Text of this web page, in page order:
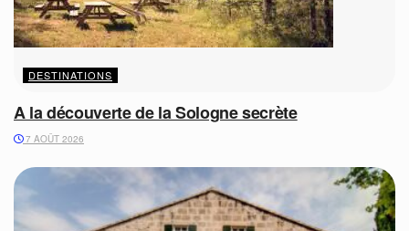
DESTINATIONS
A la découverte de la Sologne secrète
7 AOÛT 2026